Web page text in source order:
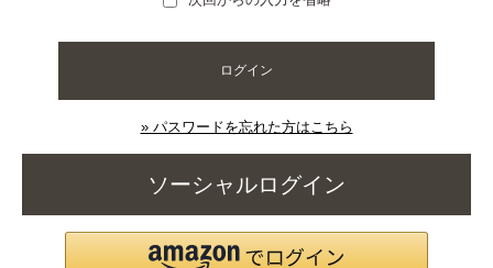
ログイン
» パスワードを忘れた方はこちら
ソーシャルログイン